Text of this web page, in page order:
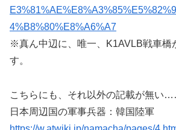
4%B8%80%E8%A6%A7
※真ん中辺に、唯一、K1AVLB戦車橋
す。
こちらにも、それ以外の記載が無い
日本周辺国の軍事兵器：韓国陸軍